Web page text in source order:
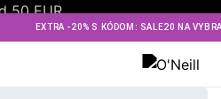
50 EUR
EXTRA -20% S KÓDOM: SALE20 NA